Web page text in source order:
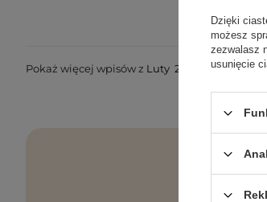
Pokaż więcej wpisów z Luty 2021
Dzięki
możesz
zezwalasz
usunięcie